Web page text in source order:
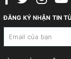
ĐĂNG KÝ NHẬN TIN